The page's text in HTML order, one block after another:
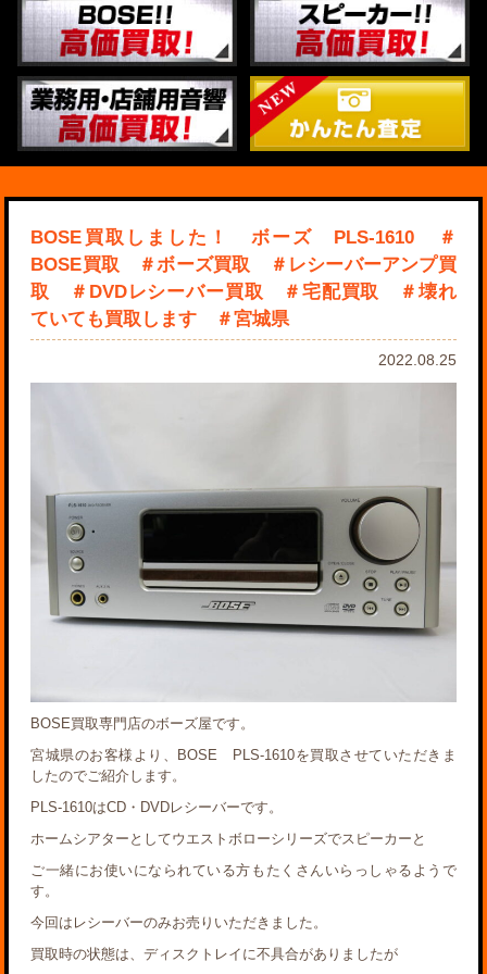
BOSE買取しました！ ボーズ PLS-1610 ＃
BOSE買取 ＃ボーズ買取 ＃レシーバーアンプ買
取 ＃DVDレシーバー買取 ＃宅配買取 ＃壊れ
ていても買取します ＃宮城県
2022.08.25
BOSE買取専門店のボーズ屋です。
宮城県のお客様より、BOSE PLS-1610を買取させていただきま
したのでご紹介します。
PLS-1610はCD・DVDレシーバーです。
ホームシアターとしてウエストボローシリーズでスピーカーと
ご一緒にお使いになられている方もたくさんいらっしゃるようで
す。
今回はレシーバーのみお売りいただきました。
買取時の状態は、ディスクトレイに不具合がありましたが